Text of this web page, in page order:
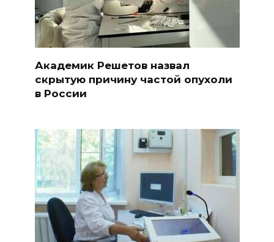
Академик Решетов назвал
скрытую причину частой опухоли
в России